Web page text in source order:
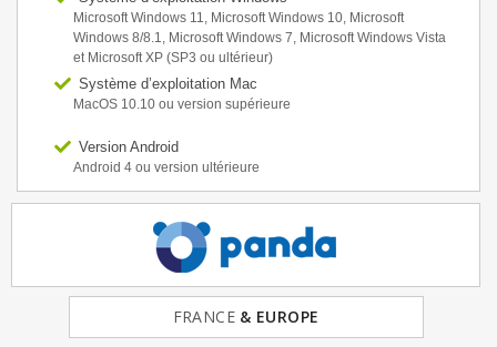
Microsoft Windows 11, Microsoft Windows 10, Microsoft
Windows 8/8.1, Microsoft Windows 7, Microsoft Windows Vista
et Microsoft XP (SP3 ou ultérieur)
Système d’exploitation Mac
MacOS 10.10 ou version supérieure
Version Android
Android 4 ou version ultérieure
FRANCE & EUROPE